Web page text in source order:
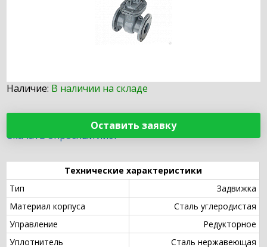
Наличие: В наличии на складе
Оставить заявку
Скачать опросный лист
Технические характеристики
Тип
Задвижка
Материал корпуса
Сталь углеродистая
Управление
Редукторное
Уплотнитель
Сталь нержавеющая